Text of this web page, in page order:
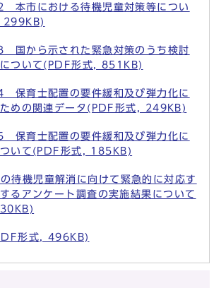
本市における待機児童対策等につい
299KB)
国から示された緊急対策のうち検討
ついて(PDF形式, 851KB)
保育士配置の要件緩和及び弾力化に
めの関連データ(PDF形式, 249KB)
保育士配置の要件緩和及び弾力化に
ついて(PDF形式, 185KB)
待機児童解消に向けて緊急的に対応す
るアンケート調査の実施結果について
形式, 496KB)